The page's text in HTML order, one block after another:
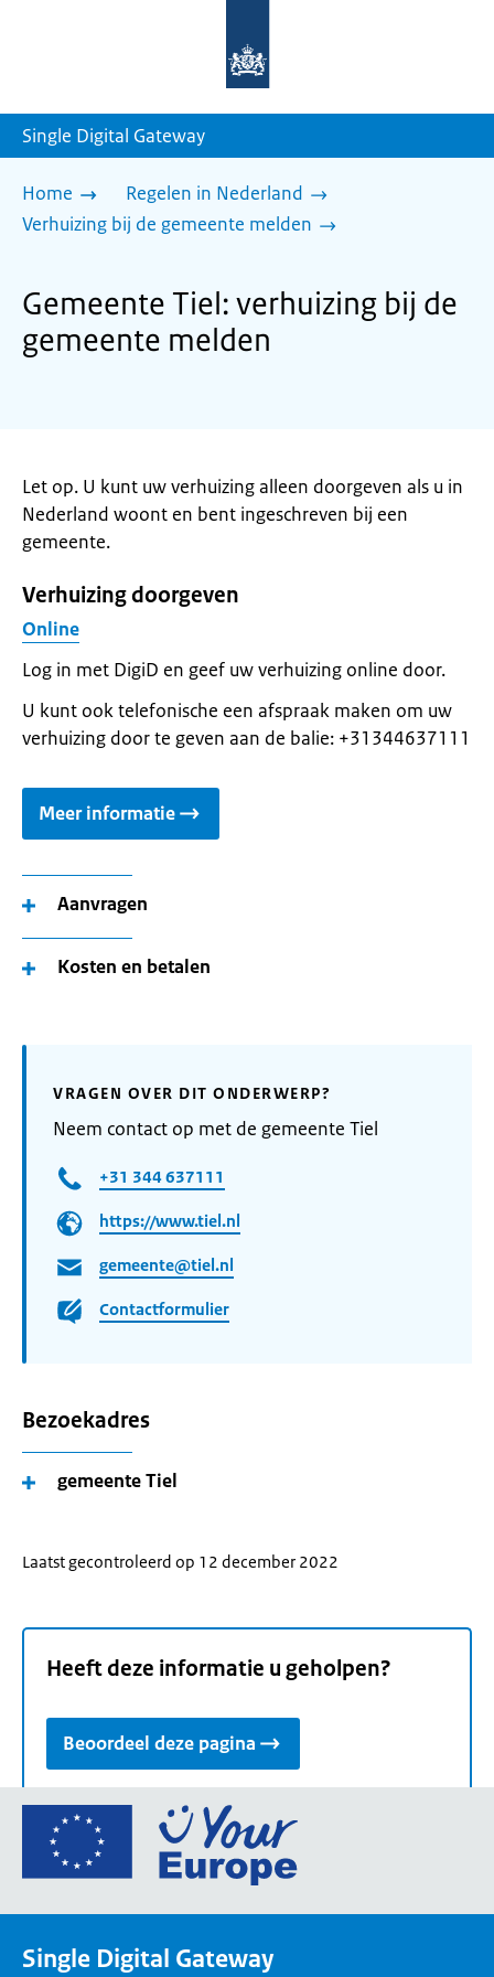
homepage
Single Digital Gateway
Home
Regelen in Nederland
Verhuizing bij de gemeente melden
Gemeente Tiel: verhuizing bij de
gemeente melden
Let op. U kunt uw verhuizing alleen doorgeven als u in
Nederland woont en bent ingeschreven bij een
gemeente.
Verhuizing doorgeven
Online
Log in met DigiD en geef uw verhuizing online door.
U kunt ook telefonische een afspraak maken om uw
verhuizing door te geven aan de balie: +31344637111
Meer informatie
Aanvragen
Kosten en betalen
VRAGEN OVER DIT ONDERWERP?
Neem contact op met de gemeente Tiel
+31 344 637111
https://www.tiel.nl
gemeente@tiel.nl
Contactformulier
Bezoekadres
gemeente Tiel
Laatst gecontroleerd op 12 december 2022
Heeft deze informatie u geholpen?
Beoordeel deze pagina
Ga
de
Single Digital Gateway